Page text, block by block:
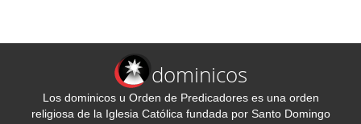
dominicos
Los dominicos u Orden de Predicadores es una orden
religiosa de la Iglesia Católica fundada por Santo Domingo